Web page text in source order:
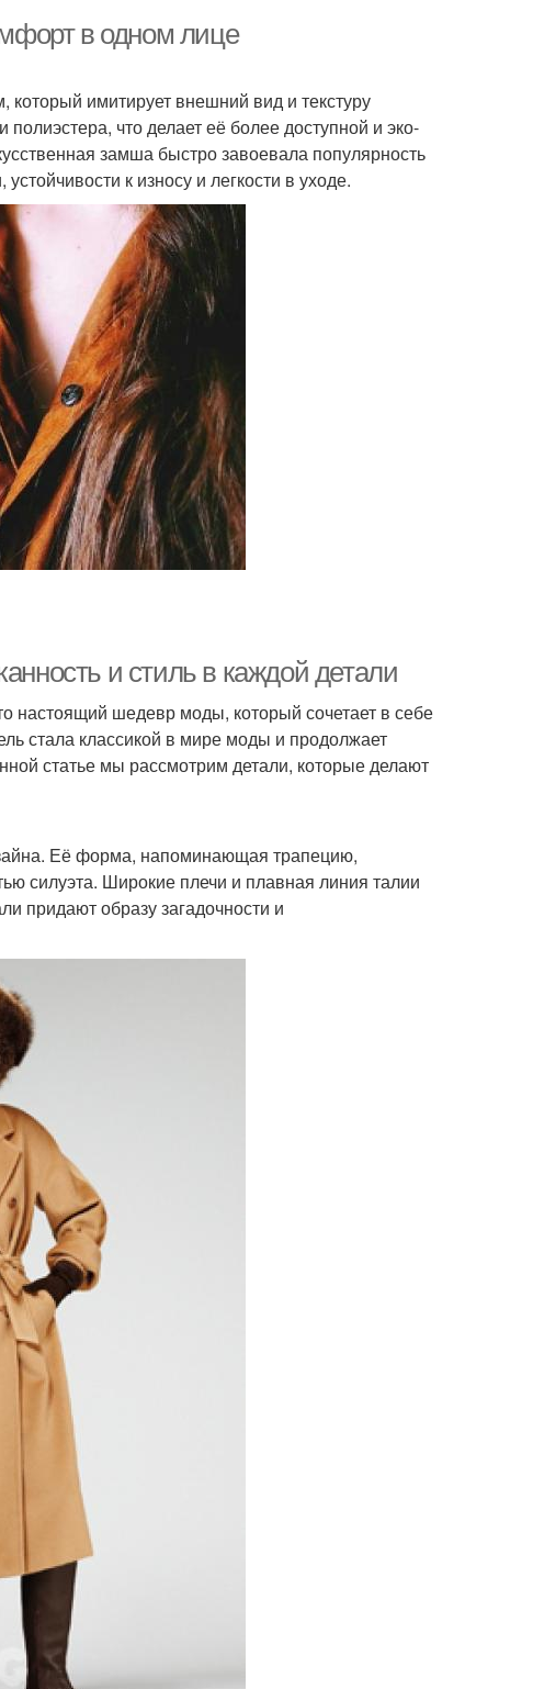
в одном лице
имитирует внешний вид и текстуру
что делает её более доступной и эко-
замша быстро завоевала популярность
к износу и легкости в уходе.
и стиль в каждой детали
настоящий шедевр моды, который сочетает в себе
стала классикой в мире моды и продолжает
статье мы рассмотрим детали, которые делают
Её форма, напоминающая трапецию,
силуэта. Широкие плечи и плавная линия талии
придают образу загадочности и